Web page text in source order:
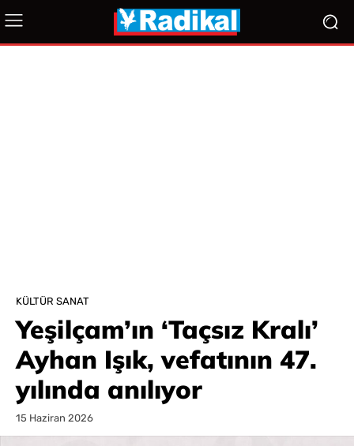
KÜLTÜR SANAT
Yeşilçam’ın ‘Taçsız Kralı’
Ayhan Işık, vefatının 47.
yılında anılıyor
15 Haziran 2026